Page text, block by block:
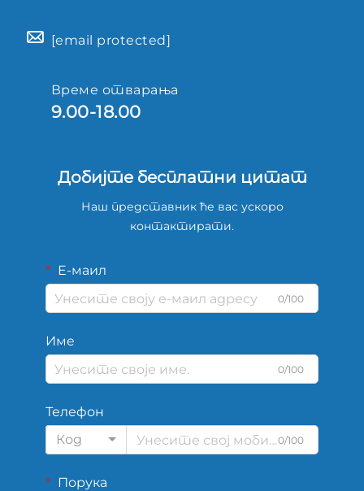
[email protected]
Време отварања
9.00-18.00
Добијте бесплатни цитат
Наш представник ће вас ускоро
контактирати.
Е-маил
0/100
Име
0/100
Телефон
Код
0/100
Порука